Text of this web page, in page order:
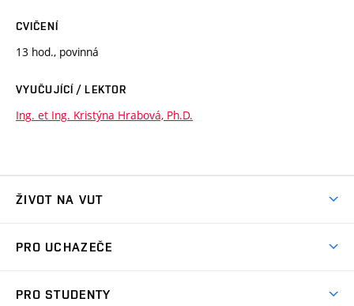
CVIČENÍ
13 hod., povinná
VYUČUJÍCÍ / LEKTOR
Ing. et Ing. Kristýna Hrabová, Ph.D.
ŽIVOT NA VUT
Koleje
PRO UCHAZEČE
PRO STUDENTY